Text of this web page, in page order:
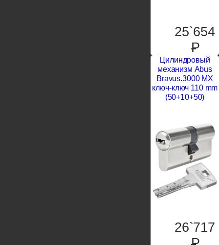
25`654
P
Цилиндровый
механизм Abus
Bravus.3000 MX
ключ-ключ 110 mm
(50+10+50)
26`717